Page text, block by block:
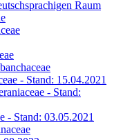
Raum
- Stand: 15.04.2021
- Stand:
- Stand: 03.05.2021